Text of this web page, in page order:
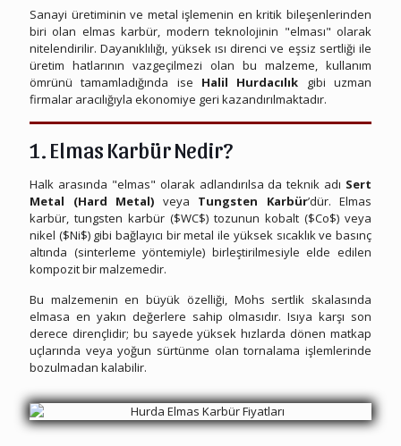
Sanayi üretiminin ve metal işlemenin en kritik bileşenlerinden
biri olan elmas karbür, modern teknolojinin "elması" olarak
nitelendirilir. Dayanıklılığı, yüksek ısı direnci ve eşsiz sertliği ile
üretim hatlarının vazgeçilmezi olan bu malzeme, kullanım
ömrünü tamamladığında ise Halil Hurdacılık gibi uzman
firmalar aracılığıyla ekonomiye geri kazandırılmaktadır.
1. Elmas Karbür Nedir?
Halk arasında "elmas" olarak adlandırılsa da teknik adı Sert
Metal (Hard Metal) veya Tungsten Karbür’dür. Elmas
karbür, tungsten karbür ($WC$) tozunun kobalt ($Co$) veya
nikel ($Ni$) gibi bağlayıcı bir metal ile yüksek sıcaklık ve basınç
altında (sinterleme yöntemiyle) birleştirilmesiyle elde edilen
kompozit bir malzemedir.
Bu malzemenin en büyük özelliği, Mohs sertlik skalasında
elmasa en yakın değerlere sahip olmasıdır. Isıya karşı son
derece dirençlidir; bu sayede yüksek hızlarda dönen matkap
uçlarında veya yoğun sürtünme olan tornalama işlemlerinde
bozulmadan kalabilir.